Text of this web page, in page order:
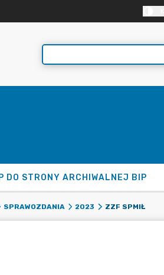
DO STRONY ARCHIWALNEJ BIP
SPRAWOZDANIA 2023 ZZF SPMIŁ